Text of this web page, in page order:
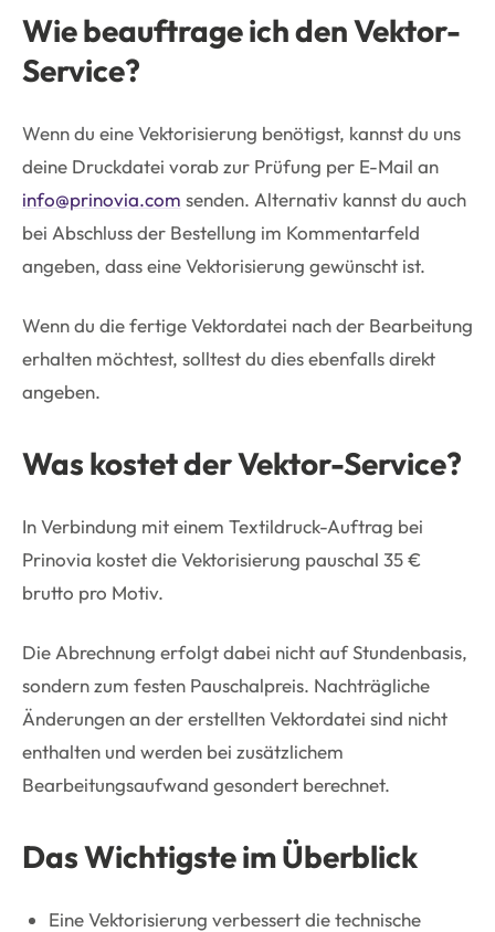
Wie beauftrage ich den Vektor-
Service?
Wenn du eine Vektorisierung benötigst, kannst du uns
deine Druckdatei vorab zur Prüfung per E-Mail an
info@prinovia.com senden. Alternativ kannst du auch
bei Abschluss der Bestellung im Kommentarfeld
angeben, dass eine Vektorisierung gewünscht ist.
Wenn du die fertige Vektordatei nach der Bearbeitung
erhalten möchtest, solltest du dies ebenfalls direkt
angeben.
Was kostet der Vektor-Service?
In Verbindung mit einem Textildruck-Auftrag bei
Prinovia kostet die Vektorisierung pauschal 35 €
brutto pro Motiv.
Die Abrechnung erfolgt dabei nicht auf Stundenbasis,
sondern zum festen Pauschalpreis. Nachträgliche
Änderungen an der erstellten Vektordatei sind nicht
enthalten und werden bei zusätzlichem
Bearbeitungsaufwand gesondert berechnet.
Das Wichtigste im Überblick
Eine Vektorisierung verbessert die technische